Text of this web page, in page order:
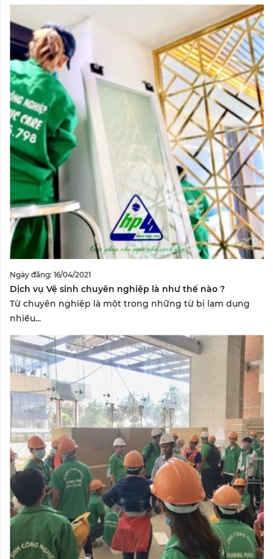
Ngày đăng: 16/04/2021
Dịch vụ Vệ sinh chuyên nghiệp là như thế nào ?
Từ chuyên nghiệp là một trong những từ bị lạm dụng
nhiều...